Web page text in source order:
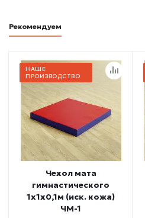
Рекомендуем
НАШЕ
ПРОИЗВОДСТВО
Чехол мата
гимнастического
1х1х0,1м (иск. кожа)
ЧМ-1